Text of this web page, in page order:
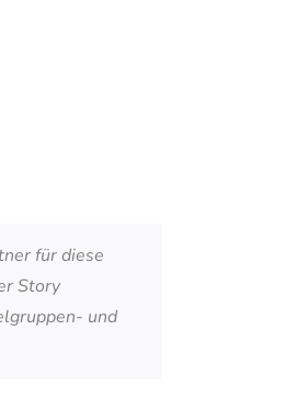
für diese
Story
und